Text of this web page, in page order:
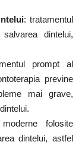
: tratamentul
dintelui,
prompt al
previne
mai grave,
folosite
dintelui, astfel